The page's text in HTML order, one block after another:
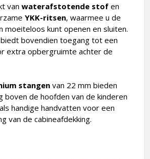
van waterafstotende stof en
YKK-ritsen, waarmee u de
moeiteloos kunt openen en sluiten.
bovendien toegang tot een
extra opbergruimte achter de
stangen van 22 mm bieden
boven de hoofden van de kinderen
handige handvatten voor een
van de cabineafdekking.